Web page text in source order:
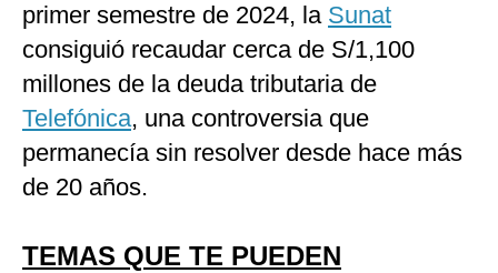
primer semestre de 2024, la Sunat
consiguió recaudar cerca de S/1,100
millones de la deuda tributaria de
Telefónica, una controversia que
permanecía sin resolver desde hace más
de 20 años.
TEMAS QUE TE PUEDEN